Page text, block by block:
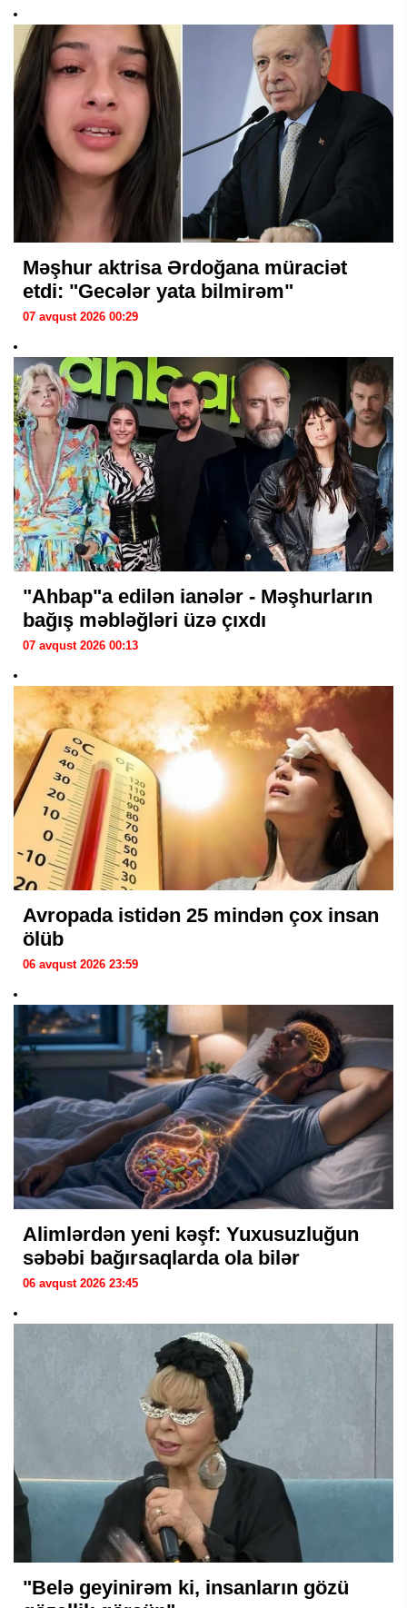
Məşhur aktrisa Ərdoğana müraciət
etdi: "Gecələr yata bilmirəm"
07 avqust 2026 00:29
"Ahbap"a edilən ianələr - Məşhurların
bağış məbləğləri üzə çıxdı
07 avqust 2026 00:13
Avropada istidən 25 mindən çox insan
ölüb
06 avqust 2026 23:59
Alimlərdən yeni kəşf: Yuxusuzluğun
səbəbi bağırsaqlarda ola bilər
06 avqust 2026 23:45
"Belə geyinirəm ki, insanların gözü